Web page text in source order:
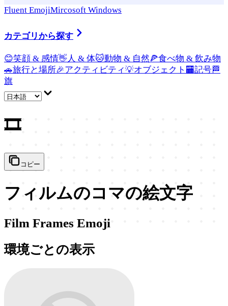
Fluent EmojiMircosoft Windows
カテゴリから探す
😊笑顔 & 感情👋 人 & 体🐱動物 & 自然🍕食べ物 & 飲み物
🚗旅行と場所🎉アクティビティ💡オブジェクト 🏧記号🏁
旗
🎞️
コピー
フィルムのコマの絵文字
Film Frames Emoji
環境ごとの表示